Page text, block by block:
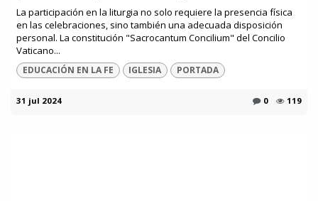
La participación en la liturgia no solo requiere la presencia física
en las celebraciones, sino también una adecuada disposición
personal. La constitución "Sacrocantum Concilium" del Concilio
Vaticano...
EDUCACIÓN EN LA FE IGLESIA PORTADA
31 jul 2024 0 119